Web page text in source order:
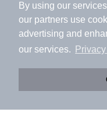
By using our
our partners use
advertising and
our services.
アプリに切り替
会員登録なしです